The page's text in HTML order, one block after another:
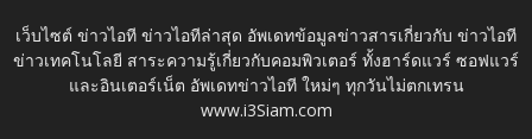
เว็บไซต์ ข่าวไอที ข่าวไอทีล่าสุด อัพเดทข้อมูลข่าวสารเกี่ยวกับ ข่าวไอที
ข่าวเทคโนโลยี สาระความรู้เกี่ยวกับคอมพิวเตอร์ ทั้งฮาร์ดแวร์ ซอฟแวร์
และอินเตอร์เน็ต อัพเดทข่าวไอที ใหม่ๆ ทุกวันไม่ตกเทรน
www.i3Siam.com